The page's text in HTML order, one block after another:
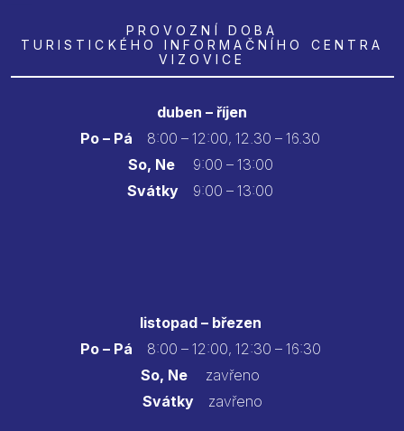
PROVOZNÍ DOBA
TURISTICKÉHO INFORMAČNÍHO CENTRA
VIZOVICE
duben – říjen
Po – Pá
8:00 – 12:00, 12.30 – 16.30
So, Ne9:00 – 13:00
Svátky 9:00 – 13:00
listopad – březen
Po – Pá 8:00 – 12:00, 12:30 – 16:30
So, Ne zavřeno
Svátkyzavřeno